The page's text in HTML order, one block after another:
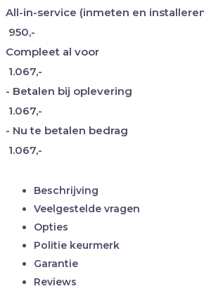
All-in-service (inmeten en
950,-
Compleet al voor
1.067,-
- Betalen bij oplevering
1.067,-
- Nu te betalen bedrag
1.067,-
Beschrijving
Veelgestelde vragen
Opties
Politie keurmerk
Garantie
Reviews